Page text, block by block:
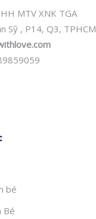
MTV XNK TGA
Sỹ , P14, Q3, TPHCM
bé
Bé